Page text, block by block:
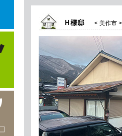
Ｈ様邸 < 美作市 >